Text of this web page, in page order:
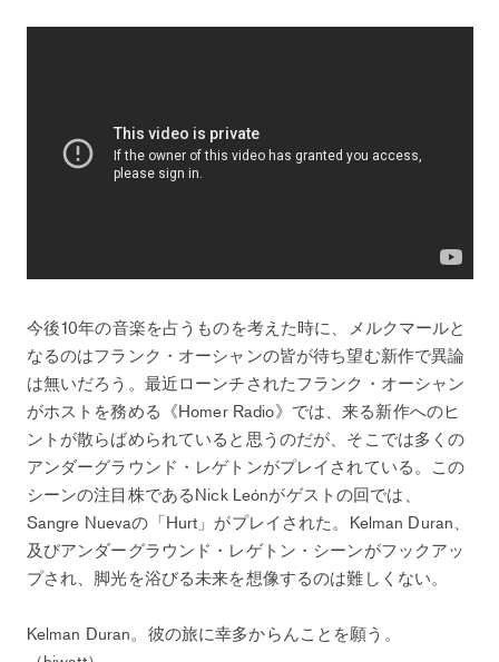
今後10年の音楽を占うものを考えた時に、メルクマールと
なるのはフランク・オーシャンの皆が待ち望む新作で異論
は無いだろう。最近ローンチされたフランク・オーシャン
がホストを務める《Homer Radio》では、来る新作へのヒ
ントが散らばめられていると思うのだが、そこでは多くの
アンダーグラウンド・レゲトンがプレイされている。この
シーンの注目株であるNick Leónがゲストの回では、
Sangre Nuevaの「Hurt」がプレイされた。Kelman Duran、
及びアンダーグラウンド・レゲトン・シーンがフックアッ
プされ、脚光を浴びる未来を想像するのは難しくない。
Kelman Duran。彼の旅に幸多からんことを願う。